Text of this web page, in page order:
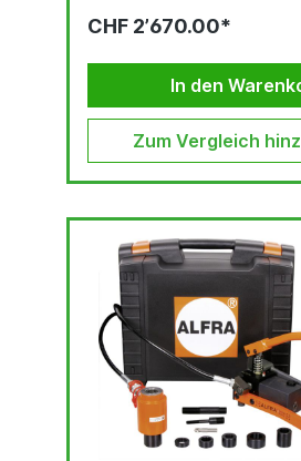
Sicherheits-Uberdruckventil bis
gestaltetem Griff „Softtouch“. Akkupakete
konnen von zwei Seiten
dadurch
CHF 2’670.00*
In den
Zum Vergleich